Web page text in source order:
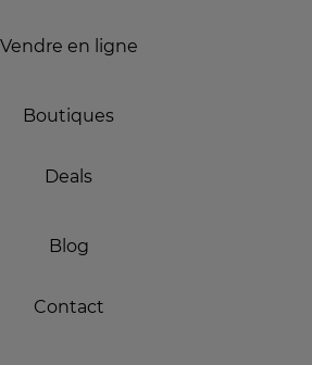
Vendre en ligne
Boutiques
Deals
Blog
Contact